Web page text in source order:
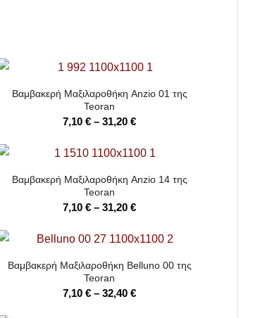
Βαμβακερή Μαξιλαροθήκη Anzio 01 της
Teoran
7,10€ – 31,20€Price
7,10 €
Βαμβακερή Μαξιλαροθήκη Anzio 14 της
Teoran
7,10€ – 31,20€Price
7,10 €
Βαμβακερή Μαξιλαροθήκη Belluno 00 της
Teoran
7,10€ – 32,40€Price